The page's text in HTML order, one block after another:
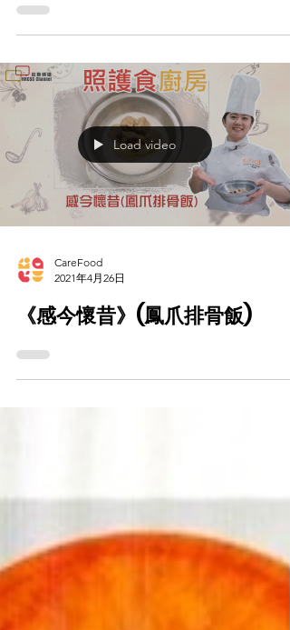
少】
Load video
CareFood
2021年4月26日
《感今懷昔》(鳳爪排骨飯)